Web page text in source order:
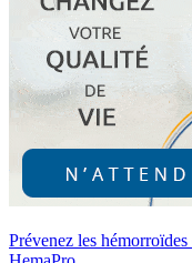
Prévenez les